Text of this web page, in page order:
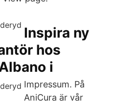
​Inspira ny
hos
i
Impressum. På
AniCura är vår